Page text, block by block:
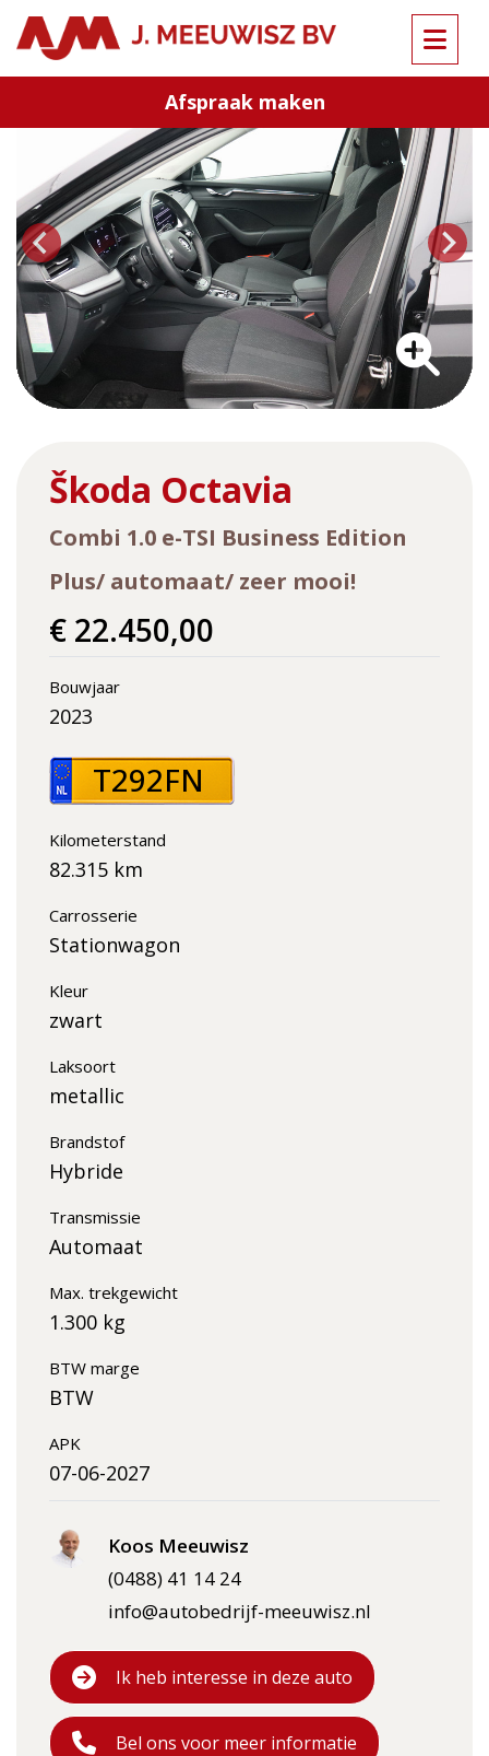
Afspraak maken
Terug naar overzicht
Škoda Octavia
Combi 1.0 e-TSI Business Edition
Plus/ automaat/ zeer mooi!
€ 22.450,00
Bouwjaar
2023
T292FN
Kilometerstand
82.315 km
Carrosserie
Stationwagon
Kleur
zwart
Laksoort
metallic
Brandstof
Hybride
Transmissie
Automaat
Max. trekgewicht
1.300 kg
BTW marge
BTW
APK
07-06-2027
Koos Meeuwisz
(0488) 41 14 24
info@autobedrijf-meeuwisz.nl
Ik heb interesse in deze auto
Bel ons voor meer informatie